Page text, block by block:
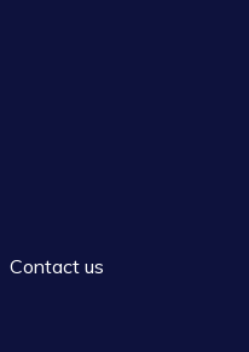
Contact us